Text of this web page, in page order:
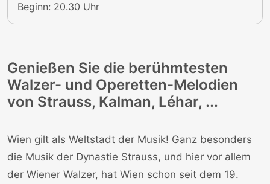
Beginn: 20.30 Uhr
Genießen Sie die berühmtesten
Walzer- und Operetten-Melodien
von Strauss, Kalman, Léhar, ...
Wien gilt als Weltstadt der Musik! Ganz besonders
die Musik der Dynastie Strauss, und hier vor allem
der Wiener Walzer, hat Wien schon seit dem 19.